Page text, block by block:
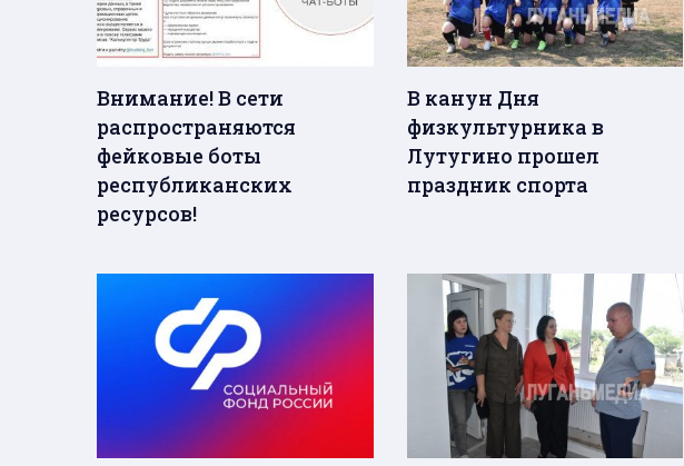
Внимание! В сети
распространяются
фейковые боты
республиканских
ресурсов!
В канун Дня
физкультурника в
Лутугино прошел
праздник спорта